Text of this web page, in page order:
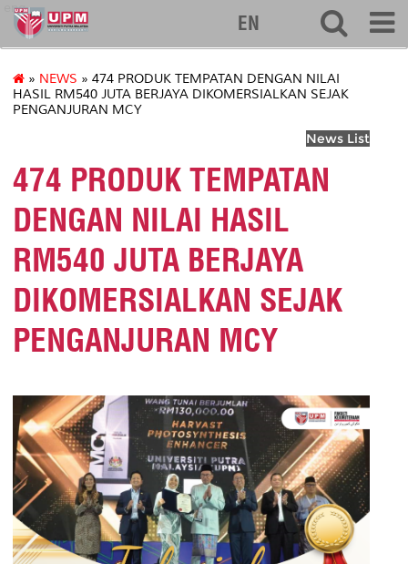
eng
EN
» NEWS » 474 PRODUK TEMPATAN DENGAN NILAI
HASIL RM540 JUTA BERJAYA DIKOMERSIALKAN SEJAK
PENGANJURAN MCY
News List
474 PRODUK TEMPATAN
DENGAN NILAI HASIL
RM540 JUTA BERJAYA
DIKOMERSIALKAN SEJAK
PENGANJURAN MCY